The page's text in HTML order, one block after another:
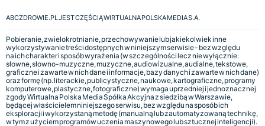
ABCZDROWIE.PL JEST CZĘŚCIĄ WIRTUALNA POLSKA MEDIA S.A.
Pobieranie, zwielokrotnianie, przechowywanie lub jakiekolwiek inne
wykorzystywanie treści dostępnych w niniejszym serwisie - bez względu
na ich charakter i sposób wyrażenia (w szczególności lecz nie wyłącznie:
słowne, słowno-muzyczne, muzyczne, audiowizualne, audialne, tekstowe,
graficzne i zawarte w nich dane i informacje, bazy danych i zawarte w nich dane)
oraz formę (np. literackie, publicystyczne, naukowe, kartograficzne, programy
komputerowe, plastyczne, fotograficzne) wymaga uprzedniej i jednoznacznej
zgody Wirtualna Polska Media Spółka Akcyjna z siedzibą w Warszawie,
będącej właścicielem niniejszego serwisu, bez względu na sposób ich
eksploracji i wykorzystaną metodę (manualną lub zautomatyzowaną technikę,
w tym z użyciem programów uczenia maszynowego lub sztucznej inteligencji).